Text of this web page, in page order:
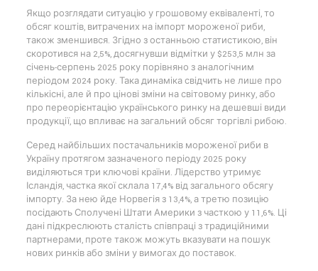
Якщо розглядати ситуацію у грошовому еквіваленті, то
обсяг коштів, витрачених на імпорт мороженої риби,
також зменшився. Згідно з останньою статистикою, він
скоротився на 2,5%, досягнувши відмітки у $253,5 млн за
січень-серпень 2025 року порівняно з аналогічним
періодом 2024 року. Така динаміка свідчить не лише про
кількісні, але й про цінові зміни на світовому ринку, або
про переорієнтацію українського ринку на дешевші види
продукції, що впливає на загальний обсяг торгівлі рибою.
Серед найбільших постачальників мороженої риби в
Україну протягом зазначеного періоду 2025 року
виділяються три ключові країни. Лідерство утримує
Ісландія, частка якої склала 17,4% від загального обсягу
імпорту. За нею йде Норвегія з 13,4%, а третю позицію
посідають Сполучені Штати Америки з часткою у 11,6%. Ці
дані підкреслюють сталість співпраці з традиційними
партнерами, проте також можуть вказувати на пошук
нових ринків або зміни у вимогах до поставок.